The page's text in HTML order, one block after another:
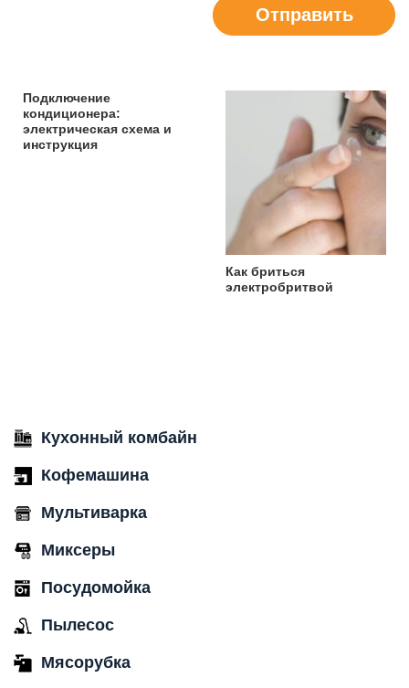
Отправить
Подключение
кондиционера:
электрическая схема и
инструкция
Как бриться
электробритвой
Кухонный комбайн
Кофемашина
Мультиварка
Миксеры
Посудомойка
Пылесос
Мясорубка